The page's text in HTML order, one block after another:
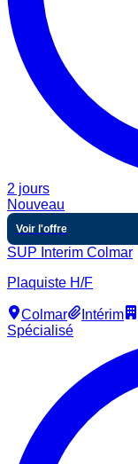
2 jours
Nouveau
Voir l'offre
SUP Interim Colmar
Plaquiste H/F
Colmar Intérim
Spécialisé